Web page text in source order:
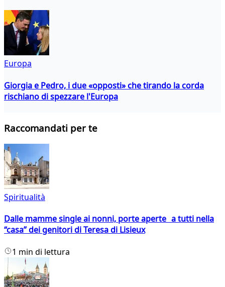
Europa
Giorgia e Pedro, i due «opposti» che tirando la corda
rischiano di spezzare l'Europa
Raccomandati per te
Spiritualità
Dalle mamme single ai nonni, porte aperte a tutti nella
“casa” dei genitori di Teresa di Lisieux
1 min di lettura